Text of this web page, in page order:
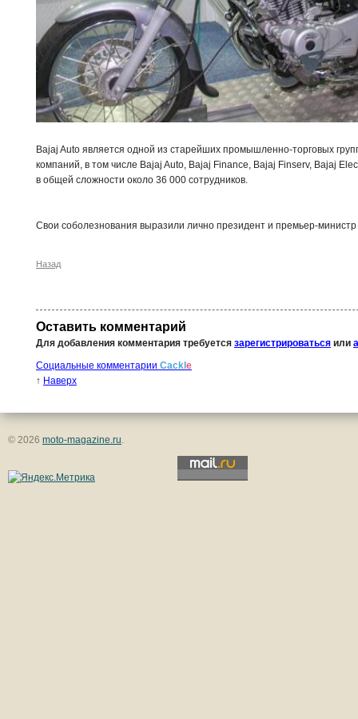
Bajaj Auto является одной из старейших промышленно-торговых
компаний, в том числе Bajaj Auto, Bajaj Finance, Bajaj Finserv, Bajaj
в общей сложности около 36 000 сотрудников.
Свои соболезнования выразили лично президент и премьер-министр
Назад
Оставить комментарий
Для добавления комментария требуется зарегистрироваться или
Социальные комментарии Cackl e
↑ Наверх
© 2026 moto-magazine.ru.